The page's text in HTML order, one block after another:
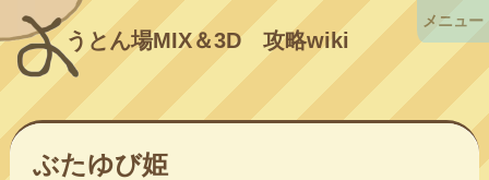
うとん場MIX＆3D攻略wiki
ぶたゆび姫
メニュー